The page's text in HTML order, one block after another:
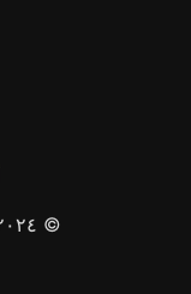
© ٢٠٢٤-٢٠٢٦، فريق كاست عربي